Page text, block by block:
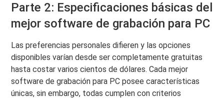
Parte 2: Especificaciones básicas del
mejor software de grabación para PC
Las preferencias personales difieren y las opciones
disponibles varían desde ser completamente gratuitas
hasta costar varios cientos de dólares. Cada mejor
software de grabación para PC posee características
únicas, sin embargo, todas cumplen con criterios